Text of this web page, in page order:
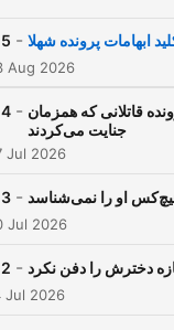
-
Aug 2026
- قاتلانی که همزمان
جنایت می‌کردند
Jul 2026
-
Jul 2026
-
Jul 2026